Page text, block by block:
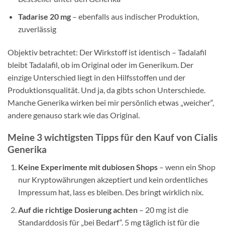
Tadarise 20 mg– ebenfalls aus indischer Produktion,
zuverlässig
Objektiv betrachtet: Der Wirkstoff ist identisch – Tadalafil
bleibt Tadalafil, ob im Original oder im Generikum. Der
einzige Unterschied liegt in den Hilfsstoffen und der
Produktionsqualität. Und ja, da gibts schon Unterschiede.
Manche Generika wirken bei mir persönlich etwas „weicher“,
andere genauso stark wie das Original.
Meine 3 wichtigsten Tipps für den Kauf von Cialis
Generika
Keine Experimente mit dubiosen Shops– wenn ein Shop
nur Kryptowährungen akzeptiert und kein ordentliches
Impressum hat, lass es bleiben. Des bringt wirklich nix.
Auf die richtige Dosierung achten– 20 mg ist die
Standarddosis für „bei Bedarf“. 5 mg täglich ist für die